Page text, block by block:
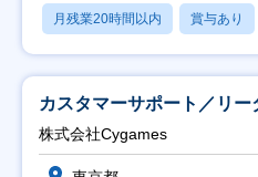
月残業20時間以内 賞与あり
カスタマーサポート／リー
株式会社Cygames